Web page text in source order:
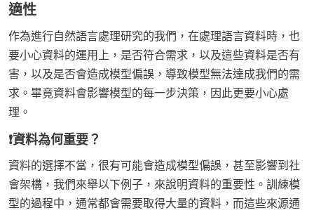
適性
作為進行自然語言處理研究的我們，在處理語言資料時，也
要小心資料的運用上，是否符合需求，以及這些資料是否有
害，以及是否會造成模型偏誤，導致模型無法達成我們的需
求。畢竟資料會影響模型的每一步決策，因此更要小心處
理。
❗資料為何重要？
資料的選擇不當，很有可能會造成模型偏誤，甚至影響到社
會架構，我們來舉以下例子，來說明資料的重要性。訓練模
型的過程中，通常都會需要取得大量的資料，而這些來源通